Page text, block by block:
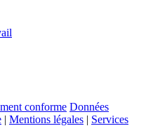
conforme Données
| Mentions légales | Services